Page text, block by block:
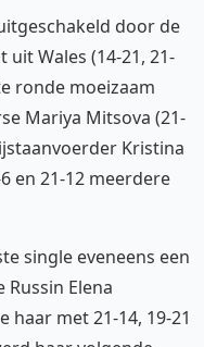
door de
Wales (14-21, 21-
ronde moeizaam
Mariya Mitsova (21-
Kristina
en 21-12 meerdere
single eveneens een
Elena
haar met 21-14, 19-21